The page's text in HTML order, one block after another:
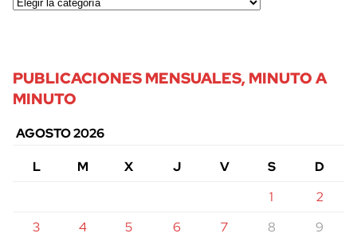
PUBLICACIONES MENSUALES, MINUTO A
MINUTO
AGOSTO 2026
L
M X J V S
D
1
2
3
4 5 6 7 8
9